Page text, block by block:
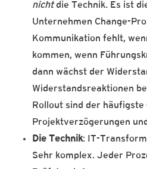
nichtdie Technik. Es ist
Unternehmen Change-
Kommunikation fehlt,
kommen, wenn
dann wächst der
Widerstandsreaktionen
Rollout sind der häufigste
Projektverzögerungen
Die Technik: IT-
Sehr komplex. Jeder